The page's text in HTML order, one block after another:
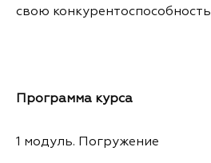
свою конкурентоспособность
Программа курса
1 модуль. Погружение